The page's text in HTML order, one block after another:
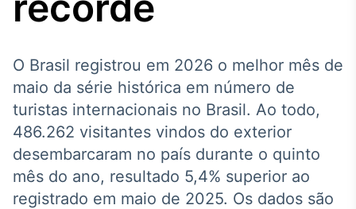
Broadcast
Político
Os bastidores da
política em tempo
O Brasil registrou em 2026 o melhor mês de
maio da série histórica em número de
turistas internacionais no Brasil. Ao todo,
486.262 visitantes vindos do exterior
desembarcaram no país durante o quinto
mês do ano, resultado 5,4% superior ao
registrado em maio de 2025. Os dados são